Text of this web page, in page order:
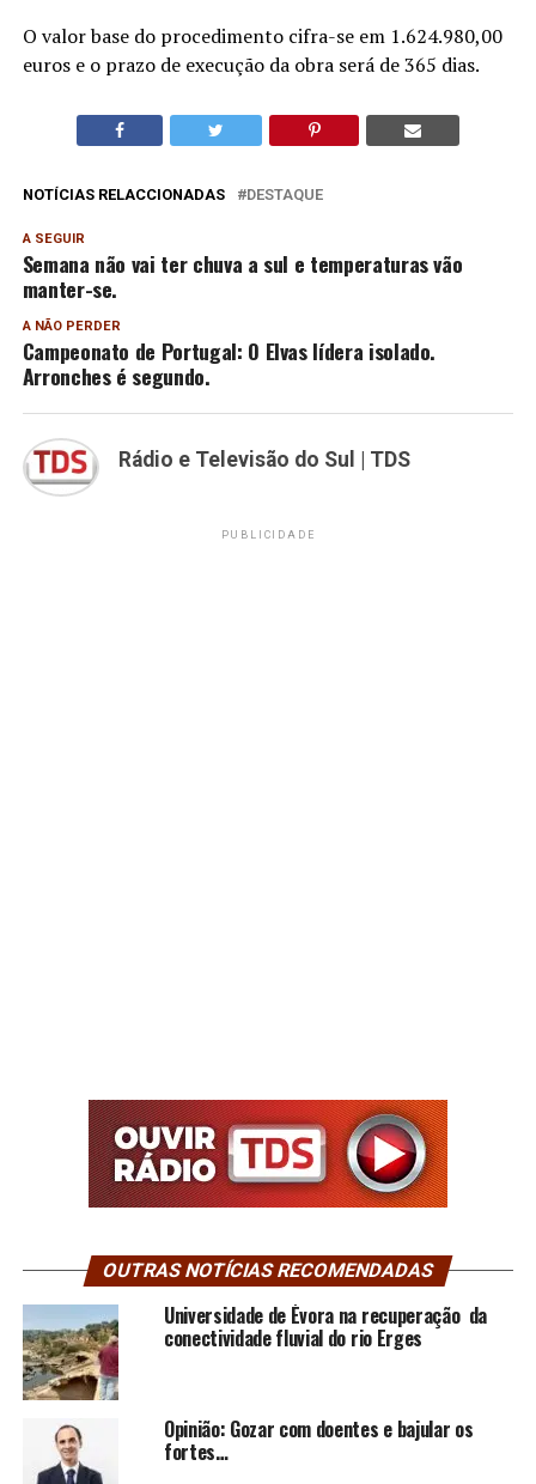
O valor base do procedimento cifra-se em 1.624.980,00
euros e o prazo de execução da obra será de 365 dias.
NOTÍCIAS RELACCIONADAS DESTAQUE
A SEGUIR
Semana não vai ter chuva a sul e temperaturas vão
manter-se.
A NÃO PERDER
Campeonato de Portugal: O Elvas lídera isolado.
Arronches é segundo.
Rádio e Televisão do Sul | TDS
PUBLICIDADE
OUTRAS NOTÍCIAS RECOMENDADAS
Universidade de Évora na recuperação da
conectividade fluvial do rio Erges
Opinião: Gozar com doentes e bajular os
fortes…